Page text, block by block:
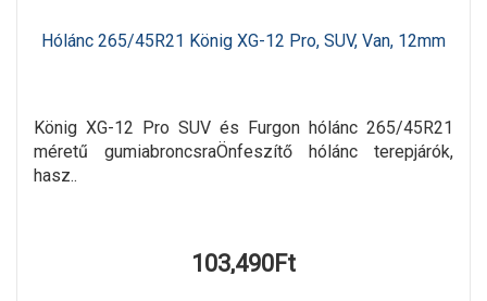
Hólánc 265/45R21 König XG-12 Pro, SUV, Van, 12mm
König XG-12 Pro SUV és Furgon hólánc 265/45R21
méretű gumiabroncsraÖnfeszítő hólánc terepjárók,
hasz..
103,490Ft